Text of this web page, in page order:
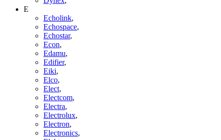
E
Echolink,
Echospace,
Echostar,
Econ,
Edamu,
Edifier,
Eiki,
Elco,
Elect,
Electcom,
Electra,
Electrolux,
Electron,
Electronics,